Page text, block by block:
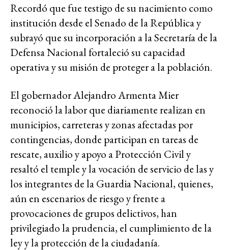
Recordó que fue testigo de su nacimiento como
institución desde el Senado de la República y
subrayó que su incorporación a la Secretaría de la
Defensa Nacional fortaleció su capacidad
operativa y su misión de proteger a la población.
El gobernador Alejandro Armenta Mier
reconoció la labor que diariamente realizan en
municipios, carreteras y zonas afectadas por
contingencias, donde participan en tareas de
rescate, auxilio y apoyo a Protección Civil y
resaltó el temple y la vocación de servicio de las y
los integrantes de la Guardia Nacional, quienes,
aún en escenarios de riesgo y frente a
provocaciones de grupos delictivos, han
privilegiado la prudencia, el cumplimiento de la
ley y la protección de la ciudadanía.